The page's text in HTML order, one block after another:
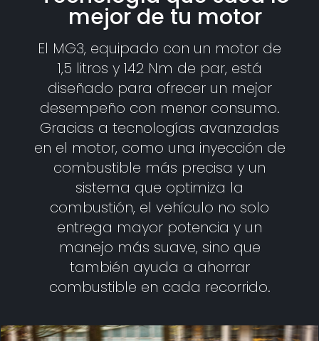
mejor de tu motor
El MG3, equipado con un motor de
1,5 litros y 142 Nm de par, está
diseñado para ofrecer un mejor
desempeño con menor consumo.
Gracias a tecnologías avanzadas
en el motor, como una inyección de
combustible más precisa y un
sistema que optimiza la
combustión, el vehículo no solo
entrega mayor potencia y un
manejo más suave, sino que
también ayuda a ahorrar
combustible en cada recorrido.